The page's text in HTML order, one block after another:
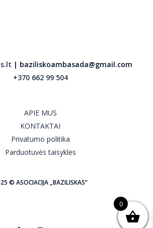
| baziliskoambasada@gmail.com
+370 662 99 504
APIE MUS
KONTAKTAI
Privatumo politika
Parduotuvės taisyklės
© ASOCIACIJA „BAZILISKAS“
0